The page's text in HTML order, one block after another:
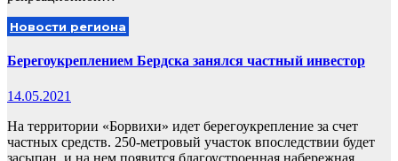
Новости региона
Берегоукреплением Бердска занялся частный инвестор
14.05.2021
На территории «Борвихи» идет берегоукрепление за счет
частных средств. 250-метровый участок впоследствии будет
засыпан, и на нем появится благоустроенная набережная.…